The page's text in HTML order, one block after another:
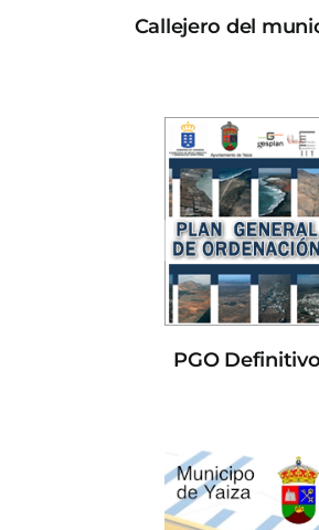
Callejero del
PGO Definitivo